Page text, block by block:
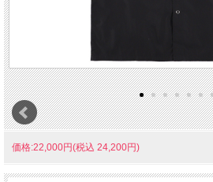
価格:22,000円(税込 24,200円)